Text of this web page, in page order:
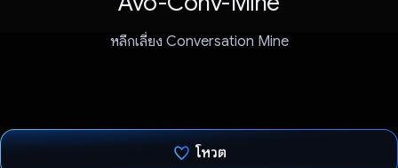
หลีกเลี่ยง Conversation Mine
โหวต